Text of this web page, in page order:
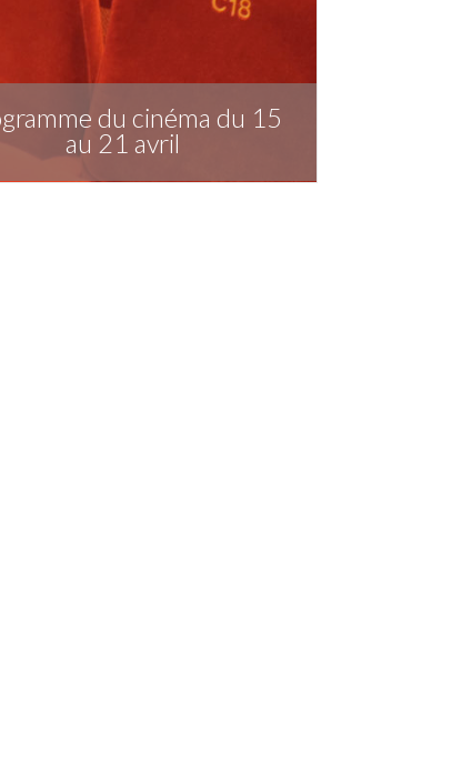
du cinéma du 15
au 21 avril